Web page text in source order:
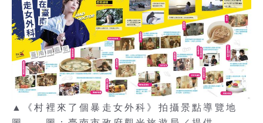
▲《村裡來了個暴走女外科》拍攝景點導覽地